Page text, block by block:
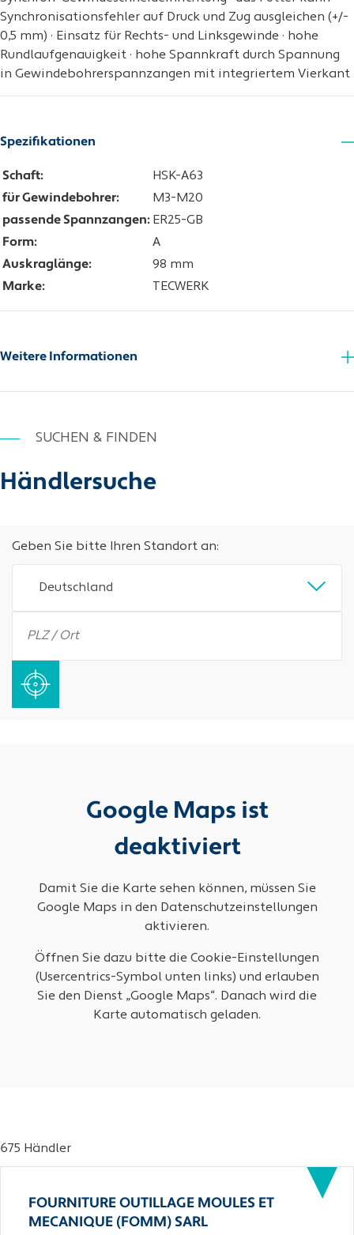
Synchronisationsfehler auf Druck und Zug ausgleichen (+/-
0,5 mm) · Einsatz für Rechts- und Linksgewinde · hohe
Rundlaufgenauigkeit · hohe Spannkraft durch Spannung
in Gewindebohrerspannzangen mit integriertem Vierkant
Spezifikationen
Schaft:
HSK-A63
für Gewindebohrer:
M3-M20
passende Spannzangen: ER25-GB
Form:
A
Auskraglänge:
98 mm
Marke:
TECWERK
Weitere Informationen
SUCHEN & FINDEN
Händlersuche
Geben Sie bitte Ihren Standort an:
Deutschland
Google Maps ist
deaktiviert
Damit Sie die Karte sehen können, müssen Sie
Google Maps in den Datenschutzeinstellungen
aktivieren.
Öffnen Sie dazu bitte die Cookie-Einstellungen
(Usercentrics-Symbol unten links) und erlauben
Sie den Dienst „Google Maps“. Danach wird die
Karte automatisch geladen.
675 Händler
FOURNITURE OUTILLAGE MOULES ET
MECANIQUE (FOMM) SARL